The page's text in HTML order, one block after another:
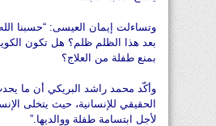
وتساءلت إيمان العيسى: “حسبنا
بعد هذا الظلم ظلم؟ هل تكون
بمنع طفلة من العلاج؟
وأكّد محمد راشد البريكي أن ما
الحقيقي للإنسانية، حيث يتخلى
لأجل ابتسامة طفلة ووالديها.”